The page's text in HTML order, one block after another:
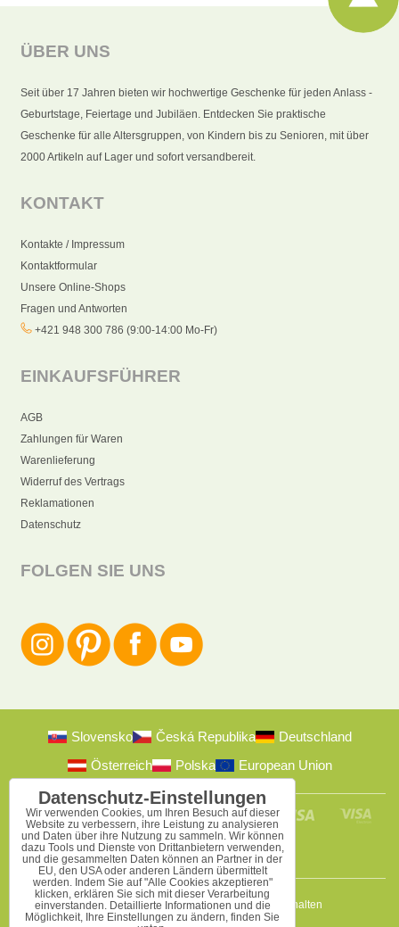
ÜBER UNS
Seit über 17 Jahren bieten wir hochwertige Geschenke für jeden Anlass -
Geburtstage, Feiertage und Jubiläen. Entdecken Sie praktische
Geschenke für alle Altersgruppen, von Kindern bis zu Senioren, mit über
2000 Artikeln auf Lager und sofort versandbereit.
KONTAKT
Kontakte / Impressum
Kontaktformular
Unsere Online-Shops
Fragen und Antworten
+421 948 300 786 (9:00-14:00 Mo-Fr)
EINKAUFSFÜHRER
AGB
Zahlungen für Waren
Warenlieferung
Widerruf des Vertrags
Reklamationen
Datenschutz
FOLGEN SIE UNS
Slovensko Česká Republika
Deutschland
Österreich
Polska European Union
2009-2026 © Bomba s.r.o.Alle Rechte vorbehalten
Datenschutz-Einstellungen
Wir verwenden Cookies, um Ihren Besuch auf dieser
Website zu verbessern, ihre Leistung zu analysieren
und Daten über ihre Nutzung zu sammeln. Wir können
dazu Tools und Dienste von Drittanbietern verwenden,
und die gesammelten Daten können an Partner in der
EU, den USA oder anderen Ländern übermittelt
werden. Indem Sie auf "Alle Cookies akzeptieren"
klicken, erklären Sie sich mit dieser Verarbeitung
einverstanden. Detaillierte Informationen und die
Möglichkeit, Ihre Einstellungen zu ändern, finden Sie